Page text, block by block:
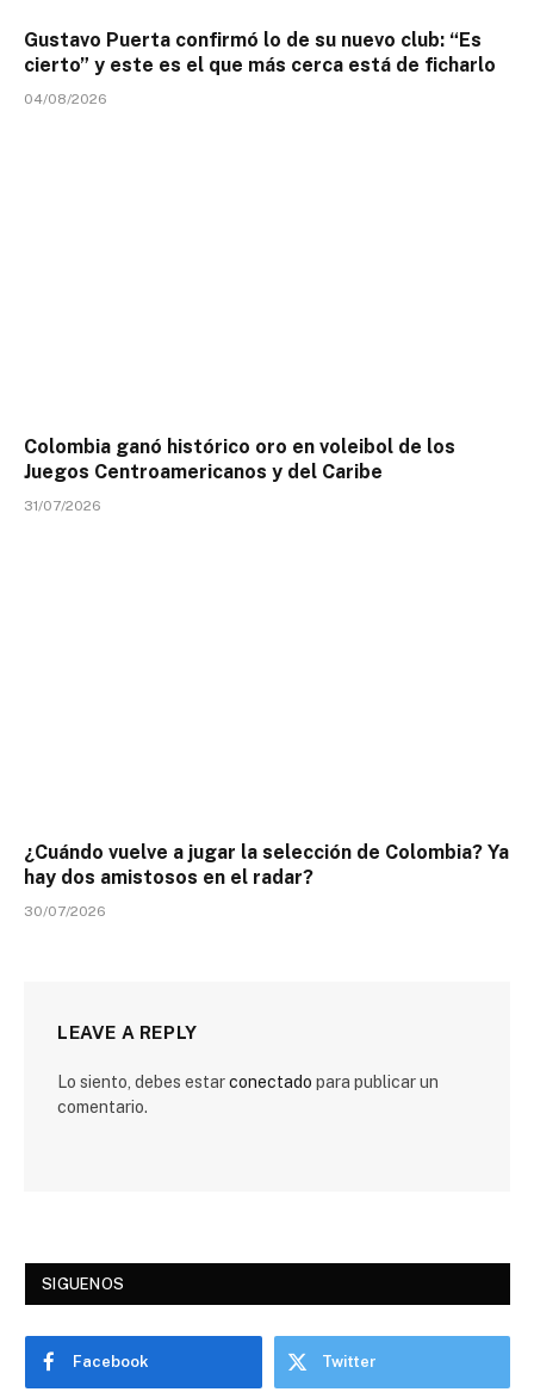
Gustavo Puerta confirmó lo de su nuevo club: “Es
cierto” y este es el que más cerca está de ficharlo
04/08/2026
Colombia ganó histórico oro en voleibol de los
Juegos Centroamericanos y del Caribe
31/07/2026
¿Cuándo vuelve a jugar la selección de Colombia? Ya
hay dos amistosos en el radar?
30/07/2026
LEAVE A REPLY
Lo siento, debes estarconectado para publicar un
comentario.
SIGUENOS
Facebook Twitter